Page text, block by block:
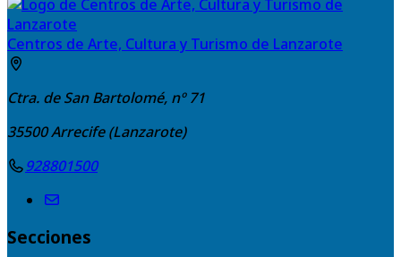
Centros de Arte, Cultura y Turismo de Lanzarote
Ctra. de San Bartolomé, nº 71
35500Arrecife (Lanzarote)
928801500
Secciones